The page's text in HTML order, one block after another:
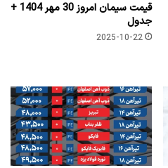
قیمت سیمان امروز 30 مهر 1404 +
جدول
2025-10-22